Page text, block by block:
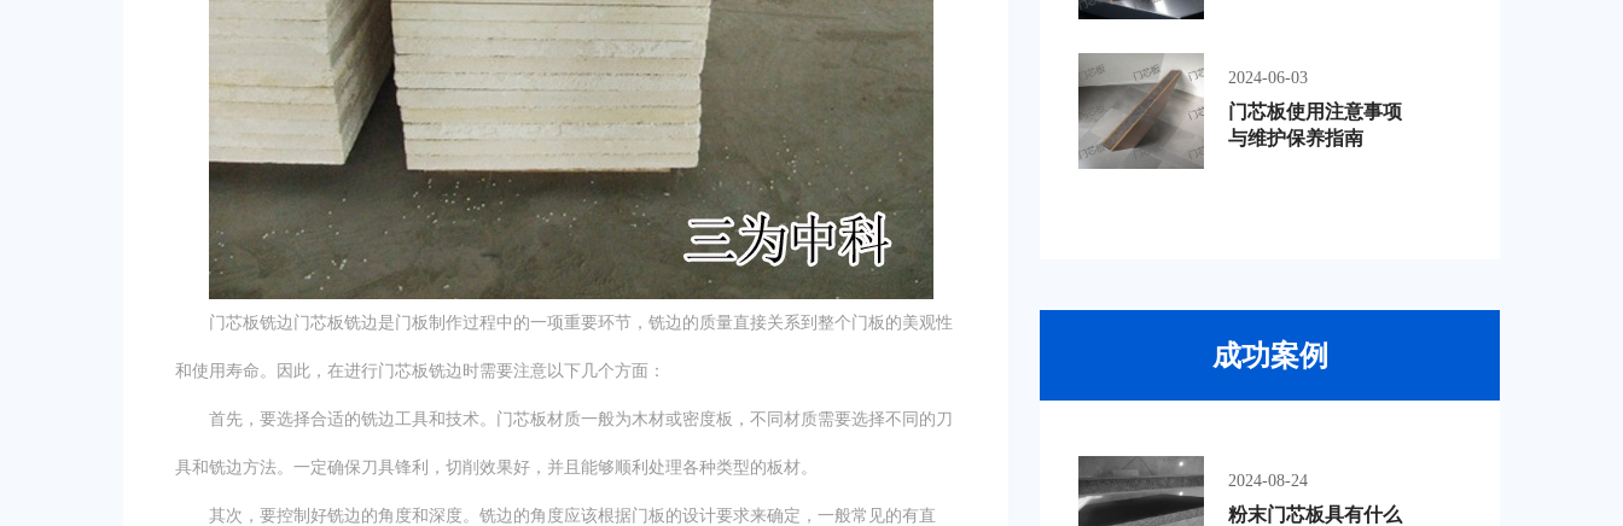
门芯板铣边门芯板铣边是门板制作过程中的一项重要环节，铣边的质量直接关系到整个门板的美观性
和使用寿命。因此，在进行门芯板铣边时需要注意以下几个方面：
首先，要选择合适的铣边工具和技术。门芯板材质一般为木材或密度板，不同材质需要选择不同的刀
具和铣边方法。一定确保刀具锋利，切削效果好，并且能够顺利处理各种类型的板材。
其次，要控制好铣边的角度和深度。铣边的角度应该根据门板的设计要求来确定，一般常见的有直
2024-06-03
门芯板使用注意事项
与维护保养指南
成功案例
2024-08-24
粉末门芯板具有什么